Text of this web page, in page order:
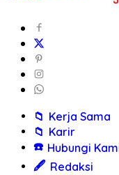
📁 Kerja Sama
📁 Karir
☎️ Hubungi
🖋️ Redaksi